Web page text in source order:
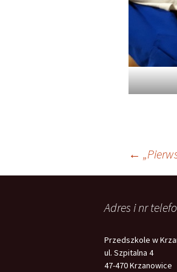
Nawigacja
←
Adres i nr
Przedszkole w
ul. Szpitalna 4
47-470 Krzanowice